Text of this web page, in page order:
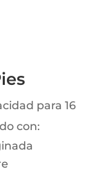
para 16
con: